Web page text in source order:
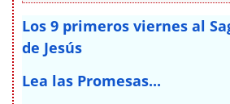
Los 9 primeros viernes al
de Jesús
Lea las Promesas...